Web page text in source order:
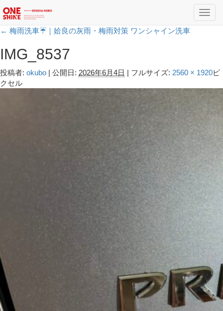
← 梅雨洗車☔️｜姶良の灰雨・梅雨対策 ワンシャイン洗車
IMG_8537
投稿者: okubo | 公開日: 2026年6月4日 | フルサイズ: 2560 × 1920ピ
クセル